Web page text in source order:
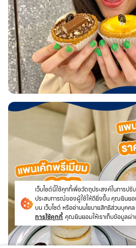
เว็บไซต์นี้ใช้คุกกี้เพื่อวัตถุประสงค์ในการปรั
ประสบการณ์ของผู้ใช้ให้ดียิ่งขึ้น คุณยินย
บน เว็บไซต์ หรืออ่านนโยบายสิทธิส่วนบุคคล
การใช้คุกกี้ คุณยินยอมให้เราเก็บข้อมูลผ่